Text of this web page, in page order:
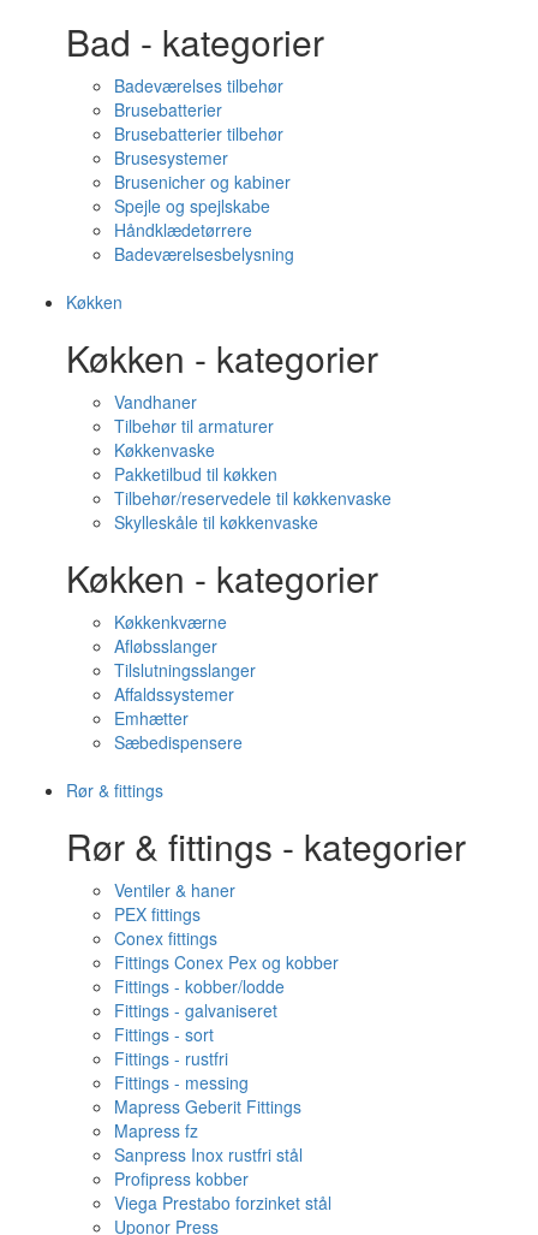
Bad - kategorier
Badeværelses tilbehør
Brusebatterier
Brusebatterier tilbehør
Brusesystemer
Brusenicher og kabiner
Spejle og spejlskabe
Håndklædetørrere
Badeværelsesbelysning
Køkken
Køkken - kategorier
Vandhaner
Tilbehør til armaturer
Køkkenvaske
Pakketilbud til køkken
Tilbehør/reservedele til køkkenvaske
Skylleskåle til køkkenvaske
Køkken - kategorier
Køkkenkværne
Afløbsslanger
Tilslutningsslanger
Affaldssystemer
Emhætter
Sæbedispensere
Rør & fittings
Rør & fittings - kategorier
Ventiler & haner
PEX fittings
Conex fittings
Fittings Conex Pex og kobber
Fittings - kobber/lodde
Fittings - galvaniseret
Fittings - sort
Fittings - rustfri
Fittings - messing
Mapress Geberit Fittings
Mapress fz
Sanpress Inox rustfri stål
Profipress kobber
Viega Prestabo forzinket stål
Uponor Press